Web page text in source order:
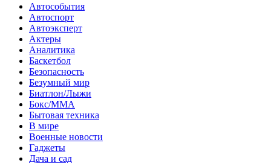
Автособытия
Автоспорт
Автоэксперт
Актеры
Аналитика
Баскетбол
Безопасность
Безумный мир
Биатлон/Лыжи
Бокс/MMA
Бытовая техника
В мире
Военные новости
Гаджеты
Дача и сад